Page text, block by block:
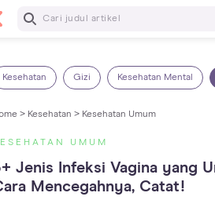
Baca Selanjutnya
Kesehatan Gizi Kesehatan Mental
> Kesehatan > Kesehatan Umum
UMUM
Jenis Infeksi Vagina yang
Mencegahnya, Catat!